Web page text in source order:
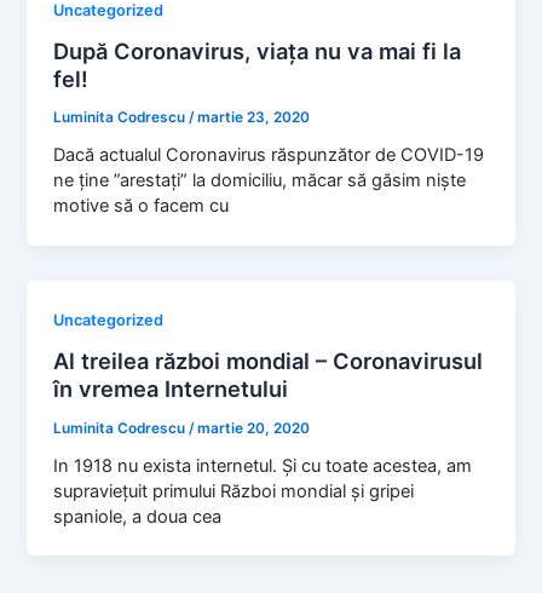
Uncategorized
După Coronavirus, viața nu va mai fi la
fel!
Luminita Codrescu/martie 23, 2020
Dacă actualul Coronavirus răspunzător de COVID-19
ne ține ”arestați” la domiciliu, măcar să găsim niște
motive să o facem cu
Uncategorized
Al treilea război mondial – Coronavirusul
în vremea Internetului
Luminita Codrescu /martie 20, 2020
In 1918 nu exista internetul. Și cu toate acestea, am
supraviețuit primului Război mondial și gripei
spaniole, a doua cea